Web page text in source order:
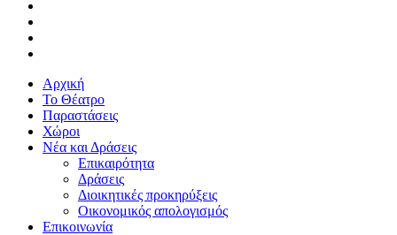
Αρχική
Το Θέατρο
Παραστάσεις
Χώροι
Νέα και Δράσεις
Επικαιρότητα
Δράσεις
Διοικητικές προκηρύξεις
Οικονομικός απολογισμός
Επικοινωνία